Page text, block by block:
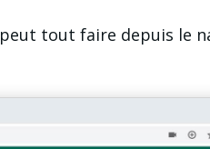
tout faire depuis le